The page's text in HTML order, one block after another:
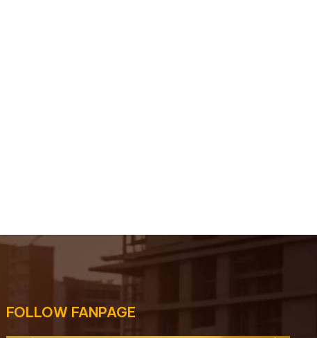
FOLLOW FANPAGE